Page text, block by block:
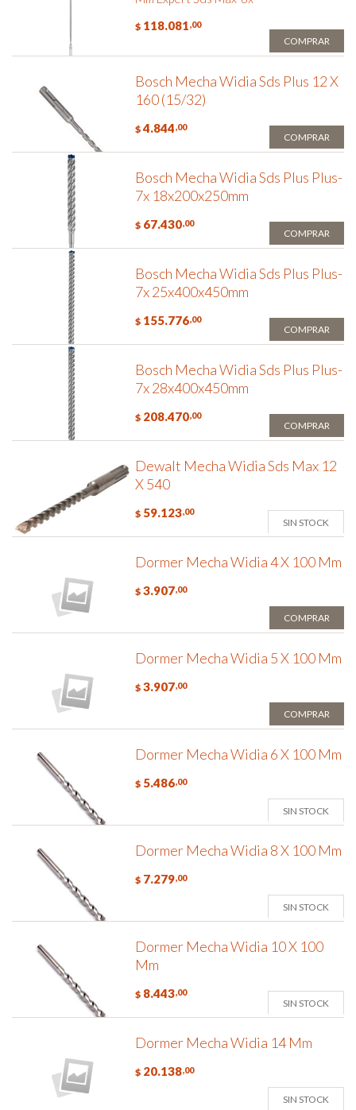
$ 118.081,00
COMPRAR
Bosch Mecha Widia Sds Plus 12 X
160 (15/32)
$ 4.844,00
COMPRAR
Bosch Mecha Widia Sds Plus Plus-
7x 18x200x250mm
$ 67.430,00
COMPRAR
Bosch Mecha Widia Sds Plus Plus-
7x 25x400x450mm
$ 155.776,00
COMPRAR
Bosch Mecha Widia Sds Plus Plus-
7x 28x400x450mm
$ 208.470,00
COMPRAR
Dewalt Mecha Widia Sds Max 12
X 540
$ 59.123,00
SIN STOCK
Dormer Mecha Widia 4 X 100 Mm
$ 3.907,00
COMPRAR
Dormer Mecha Widia 5 X 100 Mm
$ 3.907,00
COMPRAR
Dormer Mecha Widia 6 X 100 Mm
$ 5.486,00
SIN STOCK
Dormer Mecha Widia 8 X 100 Mm
$ 7.279,00
SIN STOCK
Dormer Mecha Widia 10 X 100
Mm
$ 8.443,00
SIN STOCK
Dormer Mecha Widia 14 Mm
$ 20.138,00
SIN STOCK